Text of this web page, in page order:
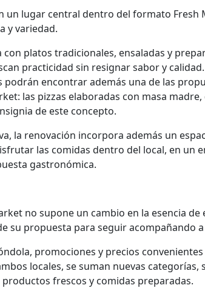
un lugar central dentro del formato Fresh
y variedad.
platos tradicionales, ensaladas y
practicidad sin resignar sabor y
podrán encontrar además una de las
las pizzas elaboradas con masa madre,
de este concepto.
la renovación incorpora además un
las comidas dentro del local, en un
gastronómica.
no supone un cambio en la esencia de
su propuesta para seguir acompañando
promociones y precios
locales, se suman nuevas categorías,
frescos y comidas preparadas.